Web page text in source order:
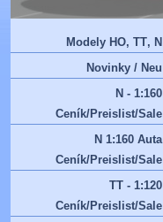
Modely HO‚ TT‚ N
Novinky / Neu
N - 1:160
Ceník/Preislist/Sale
N 1:160 Auta
Ceník/Preislist/Sale
TT - 1:120
Ceník/Preislist/Sale